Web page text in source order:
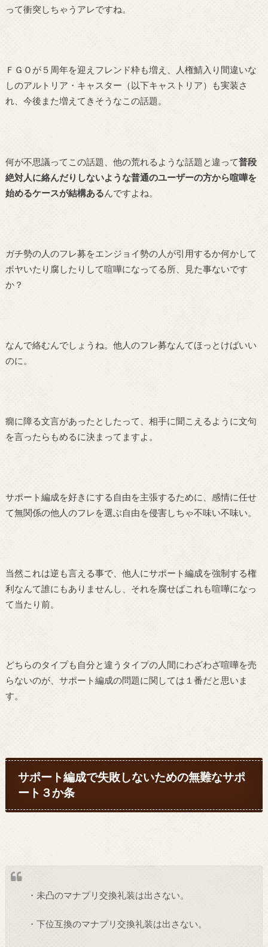
って衝突しちゃうアレですね。
ＦＧＯが５周年を迎えフレンド枠も増え、人権鯖入り間違いな
しのアルトリア・キャスター（以下キャストリア）も実装さ
れ、今後また増えてきそうなこの話題。
何が不思議ってこの話題、他の荒れるような話題と違って普段
絶対人に絡んだりしないような普通のユーザーの方から喧嘩を
始めるケースが結構あるんですよね。
ガチ勢の人のフレ募をエンジョイ勢の人が引用するか何かして
ボヤいたり腐したりして喧嘩になってる所、見た事ないです
か？
なんで絡むんでしょうね。他人のフレ募なんてほっとけばいい
のに。
癇に障る文言があったとしたって、相手に聞こえるように文句
を言ったらもめるに決まってますよ。
サポート編成を好きにする自由を主張するために、感情に任せ
て無関係の他人のフレを選ぶ自由を侵害しちゃ不味い不味い。
当然これは逆も言える事で、他人にサポート編成を強制する権
利なんて誰にもありませんし、それを腐せばこれも喧嘩になっ
て当たり前。
どちらのタイプも自分と違うタイプの人間にわざわざ喧嘩を売
らないのが、サポート編成の問題に関しては１番だと思いま
す。
サポート編成で失敗しないための無難なサポ
ート３か条
・未凸のマナプリ交換礼装は出さない。
・下位互換のマナプリ交換礼装は出さない。